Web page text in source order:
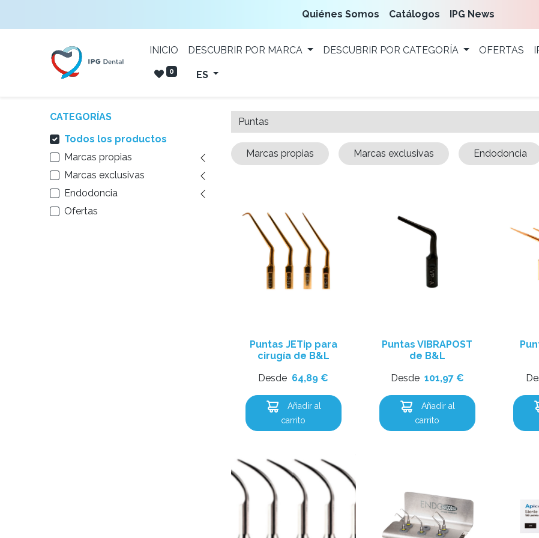
Quiénes Somos Catálogos IPG News
INICIO DESCUBRIR POR MARCA DESCUBRIR POR CATEGORÍA OFERTAS
0 ES
CATEGORÍAS
Todos los productos
Marcas propias
Marcas exclusivas
Endodoncia
Ofertas
Marcas propias Marcas exclusivas Endodoncia
Puntas JETip para
cirugía de B&L
Desde 64,89 €
Añadir al
carrito
Puntas VIBRAPOST
de B&L
Desde 101,97€
Añadir al
carrito